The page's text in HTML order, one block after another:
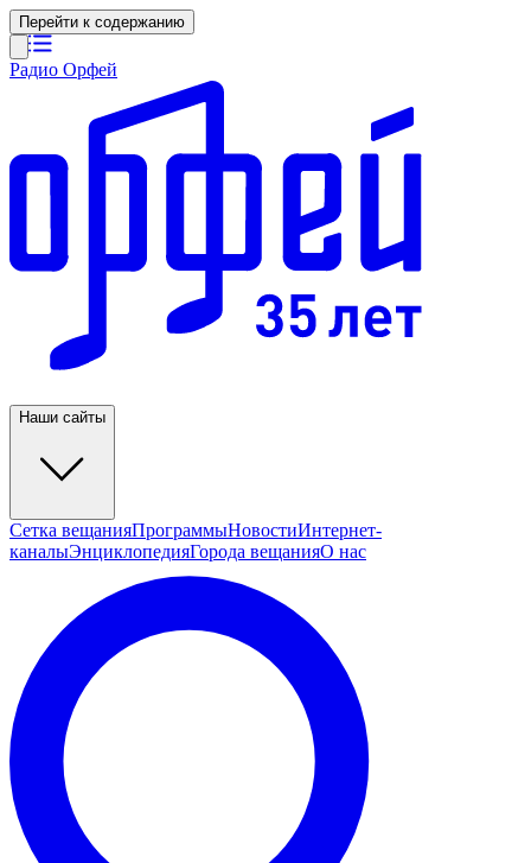
Перейти к содержанию
Радио Орфей
Наши сайты
Сетка вещанияПрограммыНовостиИнтернет-
каналыЭнциклопедияГорода вещанияО нас